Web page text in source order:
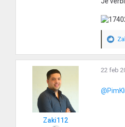
W
a
r
e
r
Zaki112
22 feb